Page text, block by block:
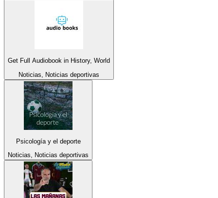
Get Full Audiobook in History, World
Noticias, Noticias deportivas
Psicología y el deporte
Noticias, Noticias deportivas